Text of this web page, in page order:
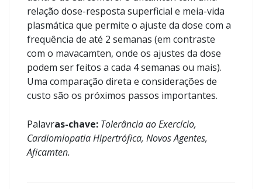
relação dose-resposta superficial e meia-vida
plasmática que permite o ajuste da dose com a
frequência de até 2 semanas (em contraste
com o mavacamten, onde os ajustes da dose
podem ser feitos a cada 4 semanas ou mais).
Uma comparação direta e considerações de
custo são os próximos passos importantes.
Palavras-chave: Tolerância ao Exercício,
Cardiomiopatia Hipertrófica, Novos Agentes,
Aficamten.